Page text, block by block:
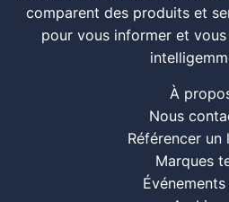
comparent des produits et
pour vous informer et
À
Nous
Référencer un
Marques